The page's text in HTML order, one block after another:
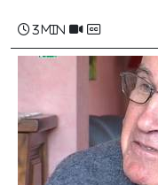
3 min